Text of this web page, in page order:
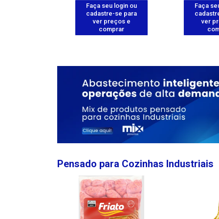
Faça seu login ou
cadastre-se para
ver preços e
comprar
Faça
ver
Pensado para Cozinhas Industriais